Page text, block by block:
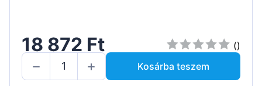
18 872 Ft
()
Kosárba teszem